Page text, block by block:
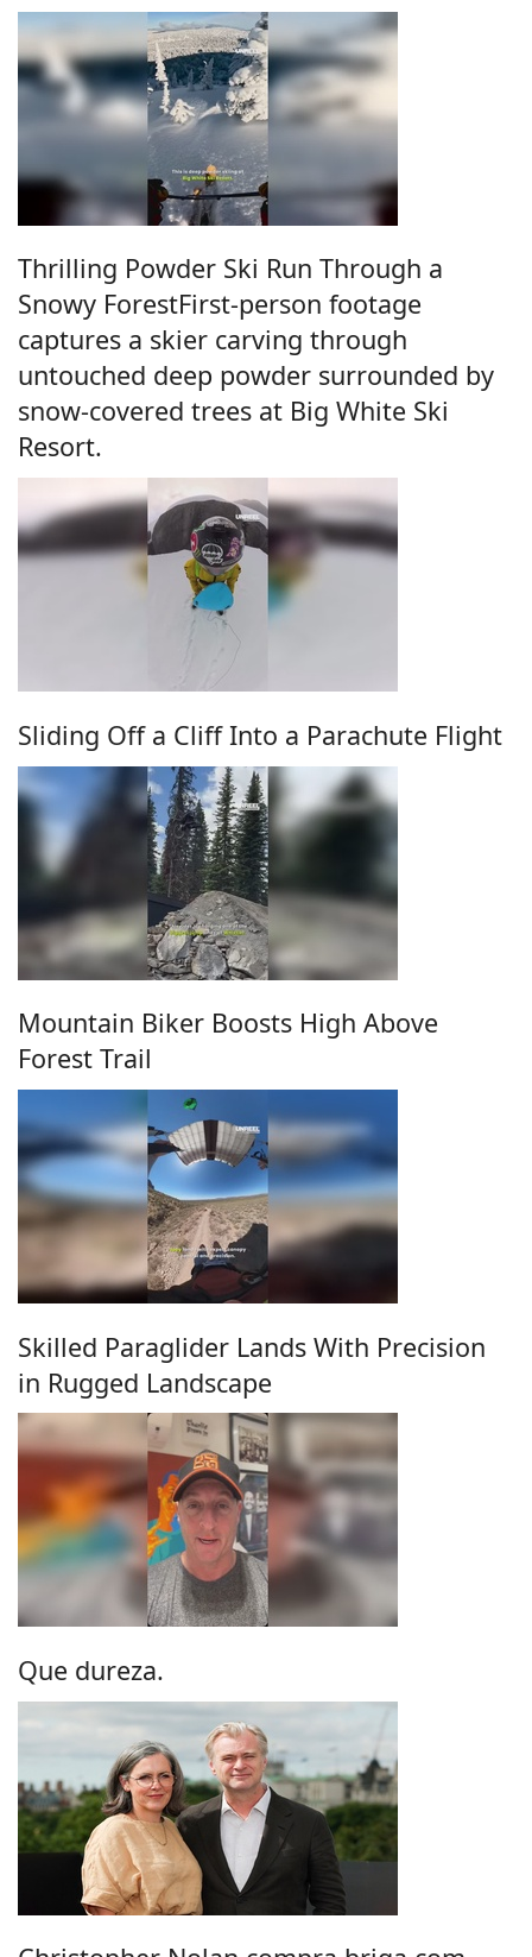
Thrilling Powder Ski Run Through a
Snowy ForestFirst-person footage
captures a skier carving through
untouched deep powder surrounded by
snow-covered trees at Big White Ski
Resort.
Sliding Off a Cliff Into a Parachute Flight
Mountain Biker Boosts High Above
Forest Trail
Skilled Paraglider Lands With Precision
in Rugged Landscape
Que dureza.